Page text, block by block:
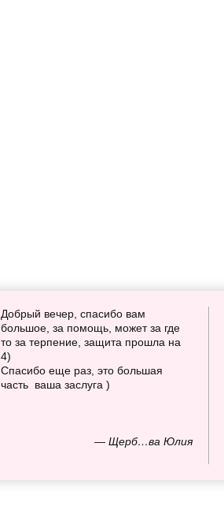
— Щерб…ва Юлия
Добрый вечер, спасибо вам
большое, за помощь, может за где
то за терпение, защита прошла на
4)
Спасибо еще раз, это большая
часть ваша заслуга )